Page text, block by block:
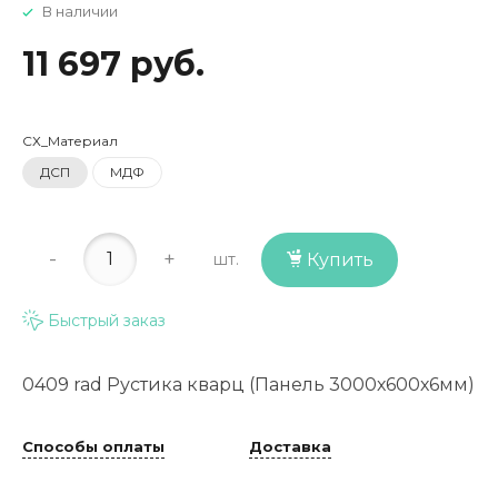
В наличии
11 697 руб.
СХ_Материал
ДСП
МДФ
- + шт. Купить
Быстрый заказ
0409 rad Рустика кварц (Панель 3000х600х6мм)
Способы оплаты Доставка